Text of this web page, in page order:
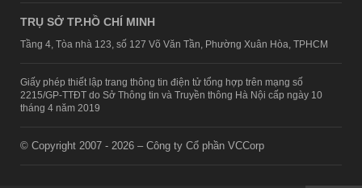
TRỤ SỞ TP.HỒ CHÍ MINH
Tầng 4, Tòa nhà 123, số 127 Võ Văn Tần, Phường Xuân Hòa, TPHCM
Giấy phép thiết lập trang thông tin điện tử tổng hợp trên mạng số
2215/GP-TTĐT do Sở Thông tin và Truyền thông Hà Nội cấp ngày 10
tháng 4 năm 2019
© Copyright 2007 - 2026 – Công ty Cổ phần VCCorp